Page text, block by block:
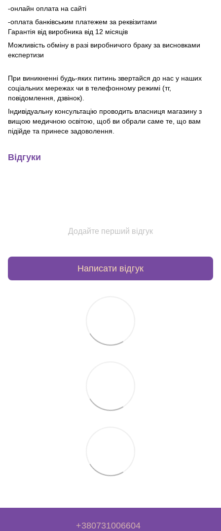
-онлайн оплата на сайті
-оплата банківським платежем за реквізитами
Гарантія від виробника від 12 місяців
Можливість обміну в разі виробничого браку за висновками
експертизи
При виникненні будь-яких питинь звертайся до нас у наших
соціальних мережах чи в телефонному режимі (тг,
повідомлення, дзвінок).
Індивідуальну консультацію проводить власниця магазину з
вищою медичною освітою, щоб ви обрали саме те, що вам
підійде та принесе задоволення.
Відгуки
Додайте перший відгук
Написати відгук
+380731006604